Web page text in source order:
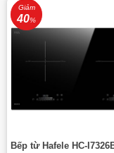
Giảm
40%
Bếp từ Hafele HC-